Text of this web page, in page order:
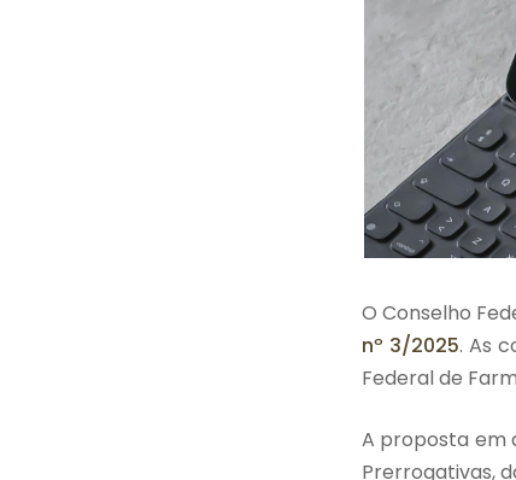
O Conselho
nº 3/2025. As
Federal de
A proposta em
Prerrogativas,